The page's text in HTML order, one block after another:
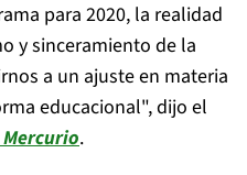
para 2020, la realidad
y sinceramiento de la
a un ajuste en materia
educacional", dijo el
Mercurio.